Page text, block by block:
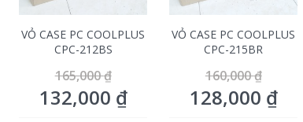
VỎ CASE PC COOLPLUS
CPC-212BS
165,000₫
132,000 ₫
VỎ CASE PC COOLPLUS
CPC-215BR
160,000₫
128,000 ₫